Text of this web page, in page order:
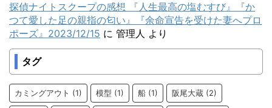
探偵ナイトスクープの感想 『人生最高の塩むすび』『か
つて愛した足の親指の匂い』『余命宣告を受けた妻へプロ
ポーズ』2023/12/15 に 管理人 より
タグ
カミングアウト (1) 模型 (1) 船 (1) 阪尾大蔵 (2)